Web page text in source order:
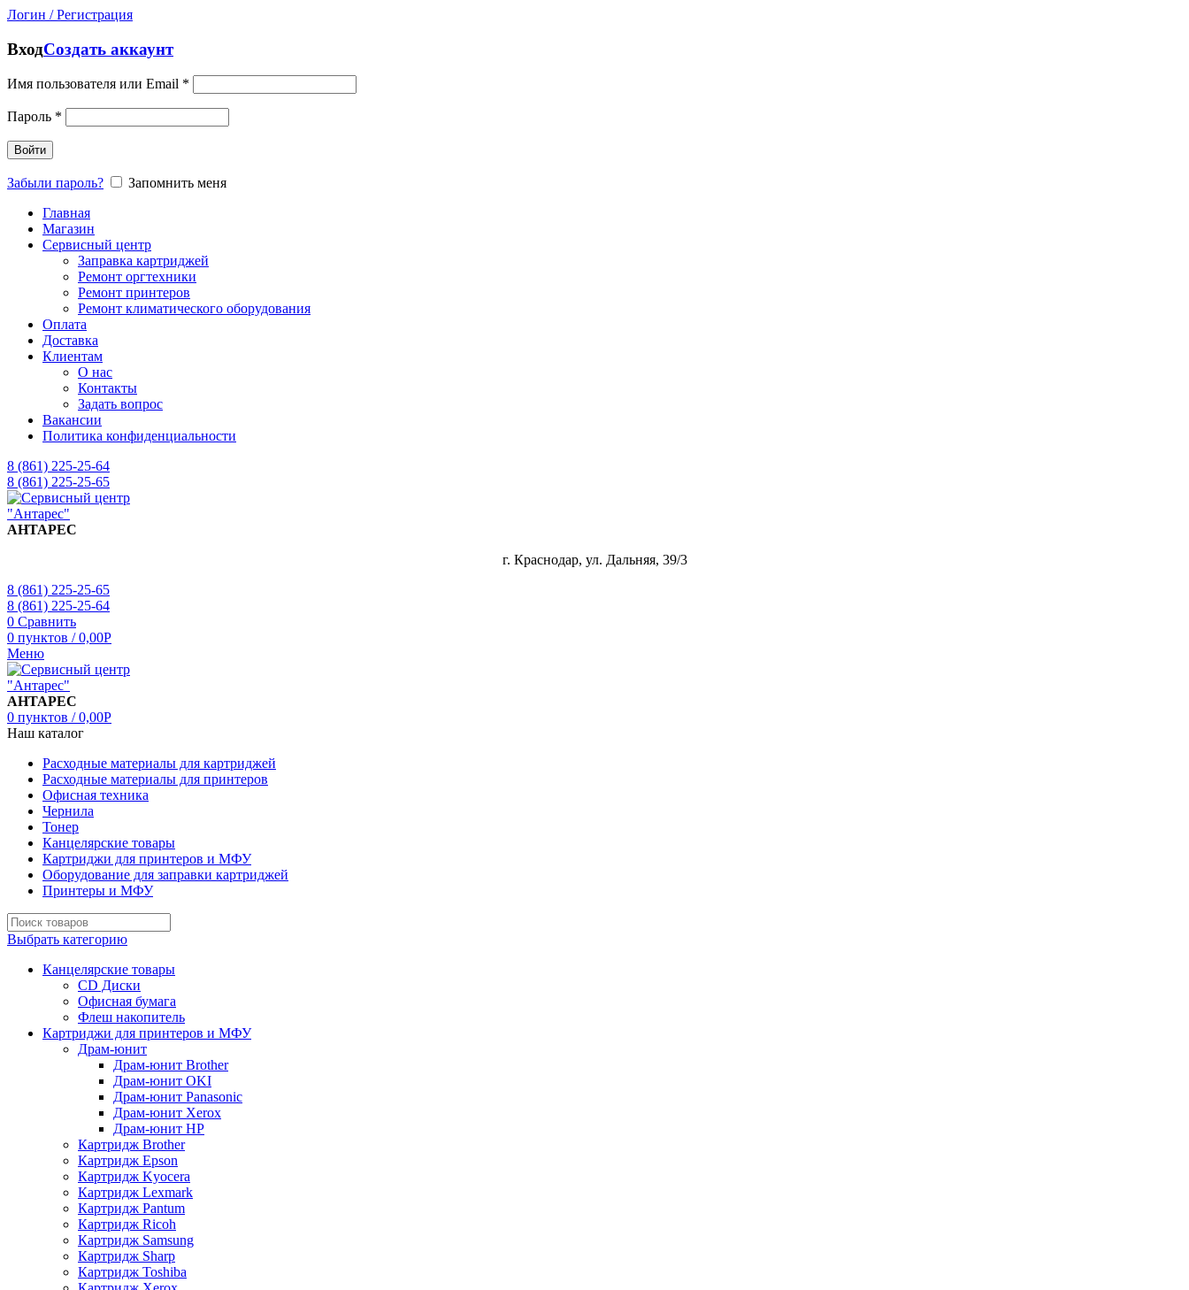
Логин / Регистрация
ВходСоздать аккаунт
Имя пользователя или Email *
Пароль *
Войти
Забыли пароль?
Запомнить меня
Главная
Магазин
Сервисный центр
Заправка картриджей
Ремонт оргтехники
Ремонт принтеров
Ремонт климатического оборудования
Оплата
Доставка
Клиентам
О нас
Контакты
Задать вопрос
Вакансии
Политика конфиденциальности
8 (861) 225-25-64
8 (861) 225-25-65
АНТАРЕС
г. Краснодар, ул. Дальняя, 39/3
8 (861) 225-25-65
8 (861) 225-25-64
0 Сравнить
0 пунктов / 0,00Р
Меню
АНТАРЕС
0 пунктов / 0,00Р
Наш каталог
Расходные материалы для картриджей
Расходные материалы для принтеров
Офисная техника
Чернила
Тонер
Канцелярские товары
Картриджи для принтеров и МФУ
Оборудование для заправки картриджей
Принтеры и МФУ
Выбрать категорию
Канцелярские товары
CD Диски
Офисная бумага
Флеш накопитель
Картриджи для принтеров и МФУ
Драм-юнит
Драм-юнит Brother
Драм-юнит OKI
Драм-юнит Panasonic
Драм-юнит Xerox
Драм-юнит НР
Картридж Brother
Картридж Epson
Картридж Kyocera
Картридж Lexmark
Картридж Pantum
Картридж Ricoh
Картридж Samsung
Картридж Sharp
Картридж Toshiba